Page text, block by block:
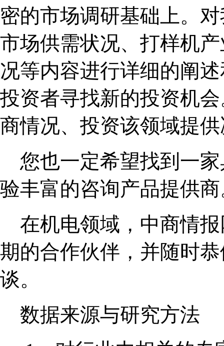
密的市场调研基础上。
市场供需状况、打样机
况等内容进行详细的阐
投资者寻找新的投资机
商情况、投资该领域提
您也一定希望找到一
验丰富的咨询产品提供
在机电领域，中商情
期的合作伙伴，并随时
谈。
数据来源与研究方法